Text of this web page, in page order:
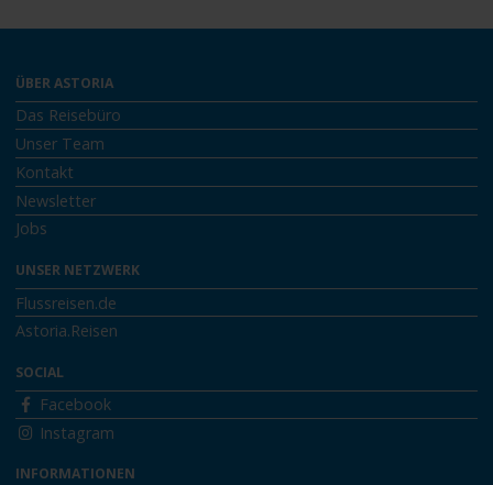
ÜBER ASTORIA
Das Reisebüro
Unser Team
Kontakt
Newsletter
Jobs
UNSER NETZWERK
Flussreisen.de
Astoria.Reisen
SOCIAL
Facebook
Instagram
INFORMATIONEN